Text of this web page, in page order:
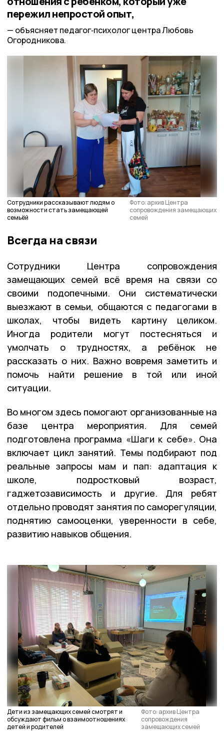
пережил непростой опыт,
объясняет педагог‑психолог центра Любовь
Огородникова.
Сотрудники рассказывают людям о
возможности стать замещающей
семьёй
Фото: архив Центра
сопровождения замещающих
семей
Всегда на связи
Сотрудники Центра сопровождения
замещающих семей всё время на связи со
своими подопечными. Они систематически
выезжают в семьи, общаются с педагогами в
школах, чтобы видеть картину целиком.
Иногда родители могут постесняться и
умолчать о трудностях, а ребёнок не
рассказать о них. Важно вовремя заметить и
помочь найти решение в той или иной
ситуации.
Во многом здесь помогают организованные на
базе центра мероприятия. Для семей
подготовлена программа «Шаги к себе». Она
включает цикл занятий. Темы подбирают под
реальные запросы мам и пап: адаптация к
школе, подростковый возраст,
гаджетозависимость и другие. Для ребят
отдельно проводят занятия по саморегуляции,
поднятию самооценки, уверенности в себе,
развитию навыков общения.
Дети из замещающих семей смотрят и
обсуждают фильм о взаимоотношениях
детей и родителей
Фото: архив Центра
сопровождения
замещающих семей